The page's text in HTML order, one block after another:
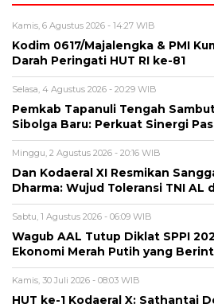
Kamis, 6 Agustus 2026 - 14:27 WIB
Kodim 0617/Majalengka & PMI
Darah Peringati HUT RI ke-81
Selasa, 4 Agustus 2026 - 20:29 WIB
Pemkab Tapanuli Tengah
Sibolga Baru: Perkuat Sinergi
Minggu, 2 Agustus 2026 - 20:16 WIB
Dan Kodaeral XI Resmikan
Dharma: Wujud Toleransi TNI AL
Sabtu, 1 Agustus 2026 - 06:09 WIB
Wagub AAL Tutup Diklat SPPI
Ekonomi Merah Putih yang
Kamis, 30 Juli 2026 - 08:03 WIB
HUT ke-1 Kodaeral X: Sathantai